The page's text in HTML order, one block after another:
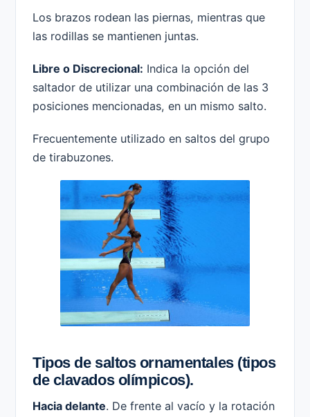
Los brazos rodean las piernas, mientras que
las rodillas se mantienen juntas.
Libre o Discrecional: Indica la opción del
saltador de utilizar una combinación de las 3
posiciones mencionadas, en un mismo salto.
Frecuentemente utilizado en saltos del grupo
de tirabuzones.
Tipos de saltos ornamentales (tipos
de clavados olímpicos).
Hacia delante. De frente al vacío y la rotación